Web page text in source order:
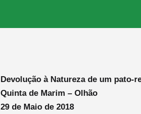
Devolução à Natureza de um pato-
Quinta de Marim – Olhão
29 de Maio de 2018